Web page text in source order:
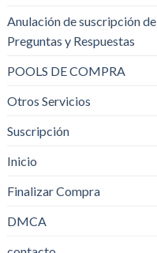
Anulación de suscripción de
Preguntas y Respuestas
POOLS DE COMPRA
Otros Servicios
Suscripción
Inicio
Finalizar Compra
DMCA